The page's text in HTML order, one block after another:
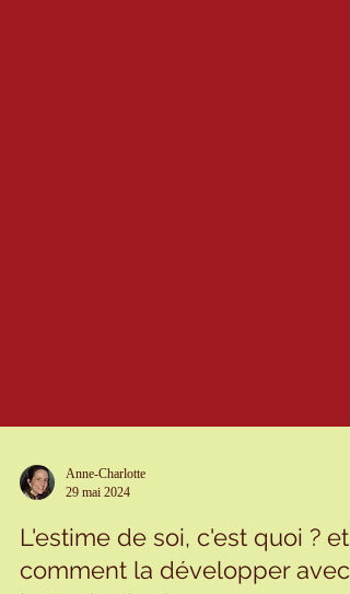
29 mai 2024
L'estime de soi, c'est quoi ? et